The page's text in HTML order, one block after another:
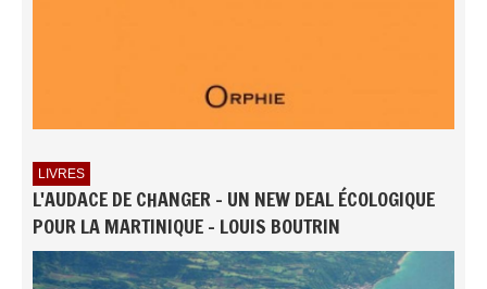
LIVRES
L'AUDACE DE CHANGER - UN NEW DEAL ÉCOLOGIQUE
POUR LA MARTINIQUE - LOUIS BOUTRIN